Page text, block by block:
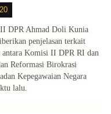
DPR Ahmad Doli Kunia
penjelasan terkait
antara Komisi II DPR RI dan
Reformasi Birokrasi
Kepegawaian Negara
lalu.